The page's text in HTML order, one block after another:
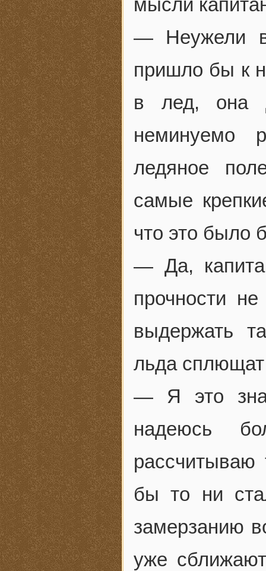
мысли
— Неужели
пришло бы к
в лед, она
неминуемо
ледяное
самые
что это было
— Да,
прочности
выдержать
льда сплющат
— Я это
надеюсь
рассчитываю
бы то ни
замерзанию
уже